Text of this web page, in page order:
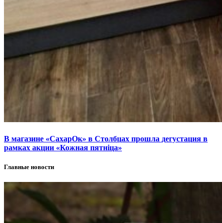
В магазине «СахарОк» в Столбцах прошла дегустация в
рамках акции «Кожная пятніца»
Главные новости